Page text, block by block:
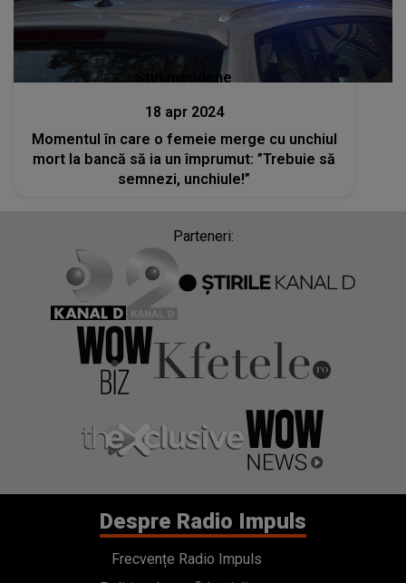
Stiri mondene
18 apr 2024
Momentul în care o femeie merge cu unchiul
mort la bancă să ia un împrumut: ”Trebuie să
semnezi, unchiule!”
Parteneri:
Despre Radio Impuls
Frecvențe Radio Impuls